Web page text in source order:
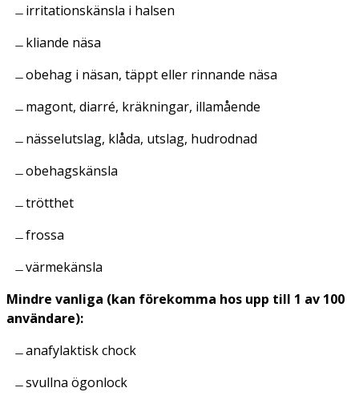
irritationskänsla i halsen
kliande näsa
obehag i näsan, täppt eller rinnande näsa
magont, diarré, kräkningar, illamående
nässelutslag, klåda, utslag, hudrodnad
obehagskänsla
trötthet
frossa
värmekänsla
Mindre vanliga (kan förekomma hos upp till 1 av 100
användare):
anafylaktisk chock
svullna ögonlock